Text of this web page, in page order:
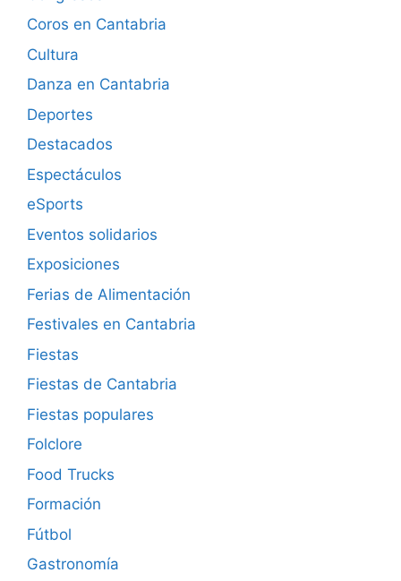
Coros en Cantabria
Cultura
Danza en Cantabria
Deportes
Destacados
Espectáculos
eSports
Eventos solidarios
Exposiciones
Ferias de Alimentación
Festivales en Cantabria
Fiestas
Fiestas de Cantabria
Fiestas populares
Folclore
Food Trucks
Formación
Fútbol
Gastronomía